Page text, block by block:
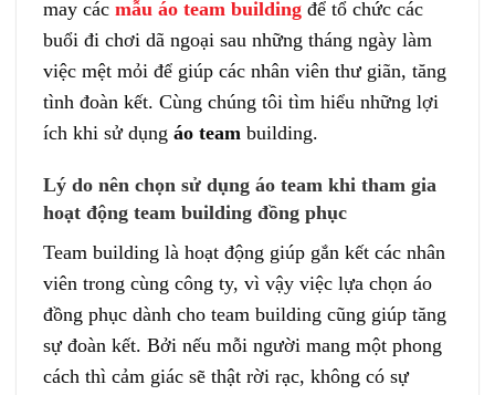
may các mẫu áo team building để tổ chức các
buổi đi chơi dã ngoại sau những tháng ngày làm
việc mệt mỏi để giúp các nhân viên thư giãn, tăng
tình đoàn kết. Cùng chúng tôi tìm hiểu những lợi
ích khi sử dụng áo team building.
Lý do nên chọn sử dụng áo team khi tham gia
hoạt động team building đồng phục
Team building là hoạt động giúp gắn kết các nhân
viên trong cùng công ty, vì vậy việc lựa chọn áo
đồng phục dành cho team building cũng giúp tăng
sự đoàn kết. Bởi nếu mỗi người mang một phong
cách thì cảm giác sẽ thật rời rạc, không có sự